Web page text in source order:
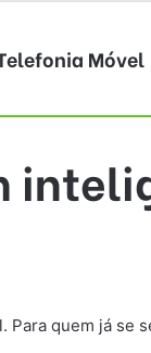
Móvel
quem já se